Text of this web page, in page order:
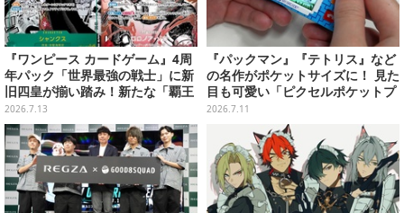
『ワンピース カードゲーム』4周
年パック「世界最強の戦士」に新
旧四皇が揃い踏み！新たな「覇王
色SP」のゾロ、ヤマトなど28枚も
の新カード一挙公開
2026.7.13
『パックマン』『テトリス』など
の名作がポケットサイズに！ 見た
目も可愛い「ピクセルポケットプ
ロ」はアーケード気分を手軽に味
わえる【実機レビュー】
2026.7.11